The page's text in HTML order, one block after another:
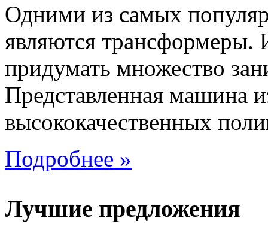
Одними из самых
являются
придумать множество
Представленная машина
высококачественных
Подробнее »
Лучшие предложения